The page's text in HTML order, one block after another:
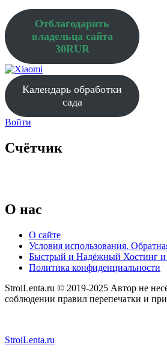
Отблагодарить
владельца сайта
30RUR
Календарь обработки
сада
Войти
Счётчик
O нас
О сайте
Условия использования.
Быстрый и Надёжный Хостинг и
Политика конфиденциальности
StroiLenta.ru © 2019-2025 Автор не
соблюдении правил перепечатки и
StroiLenta.ru